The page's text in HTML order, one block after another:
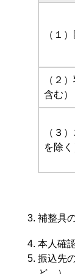
（１
（２
含む）
（３
を除く
補整具
本人確
振込先